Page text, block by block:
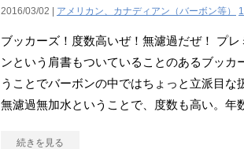
2016/03/02 | アメリカン、カナディアン（バーボン等） 1
ブッカーズ！度数高いぜ！無濾過だぜ！ プレ
ンという肩書もついていることのあるブッカ
うことでバーボンの中ではちょっと立派目な
無濾過無加水ということで、度数も高い。年
続きを見る